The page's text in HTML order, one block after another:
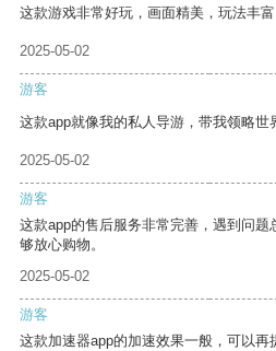
这款游戏非常好玩，画面精美，玩法丰富
2025-05-02
游客
这款app就像我的私人导游，带我领略世
2025-05-02
游客
这款app的售后服务非常完善，遇到问
够放心购物。
2025-05-02
游客
这款加速器app的加速效果一般，可以